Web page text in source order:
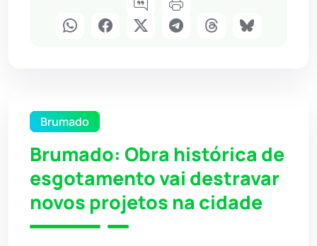
Brumado
Brumado: Obra histórica de
esgotamento vai destravar
novos projetos na cidade